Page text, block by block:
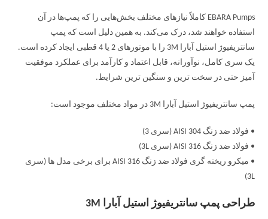
EBARA Pumps کاملاً نیازهای مختلف بخش‌هایی را که پمپ‌ها در آن
استفاده خواهند شد، درک می‌کند. به همین دلیل است که پمپ
سانتریفیوژ استیل آبارا 3M را با موتورهای 2 یا 4 قطبی ایجاد کرده است.
یک سری کامل، نوآورانه، قابل اعتماد و کارآمد برای عملکرد موفقیت
آمیز حتی در سخت ترین و سنگین ترین شرایط.
پمپ سانتریفیوژ استیل آبارا 3M در مواد مختلف موجود است:
• فولاد ضد زنگ AISI 304 (سری 3)
• فولاد ضد زنگ AISI 316 (سری 3L)
• میکرو ریخته گری فولاد ضد زنگ AISI 316 برای برخی مدل ها (سری
3L)
طراحی پمپ سانتریفیوژ استیل آبارا 3M